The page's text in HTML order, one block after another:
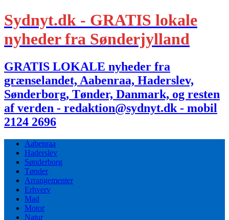
Sydnyt.dk - GRATIS lokale
nyheder fra Sønderjylland
GRATIS LOKALE nyheder fra
grænselandet, Aabenraa, Haderslev,
Sønderborg, Tønder, Danmark, og resten
af verden - redaktion@sydnyt.dk - mobil
2124 2696
Aabenraa
Haderslev
Sønderborg
Tønder
Arrangementer
Erhverv
Mad
Motor
Natur